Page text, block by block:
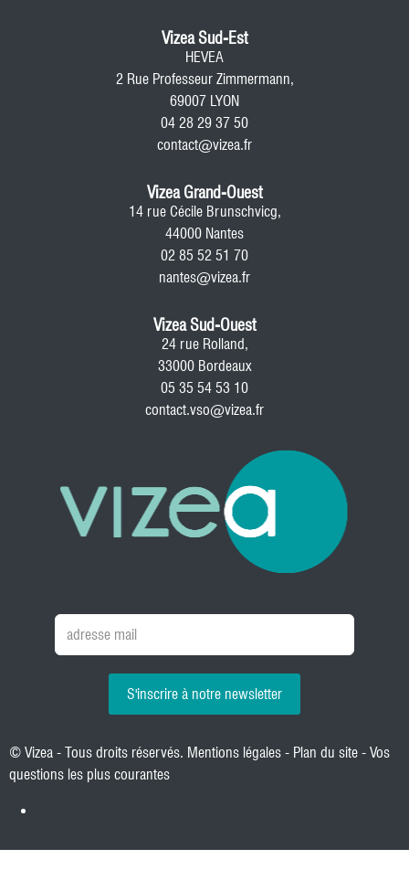
Vizea Sud-Est
HEVEA
2 Rue Professeur Zimmermann,
69007 LYON
04 28 29 37 50
contact@vizea.fr
Vizea Grand-Ouest
14 rue Cécile Brunschvicg,
44000 Nantes
02 85 52 51 70
nantes@vizea.fr
Vizea Sud-Ouest
24 rue Rolland,
33000 Bordeaux
05 35 54 53 10
contact.vso@vizea.fr
S'inscrire à notre newsletter
© Vizea - Tous droits réservés. Mentions légales - Plan du site - Vos
questions les plus courantes